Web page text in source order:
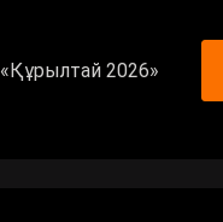
«Құрылтай 2026»